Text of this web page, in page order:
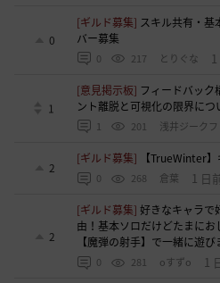
0
[ギルド募集] スキル共有・基
バー募集
0 217 とりぐな
1
[意見掲示板] フィードバック
ント離脱と可視化の限界につ
1 201 浅井ジーク
2
[ギルド募集] 【TrueWinter
0 268 倉葉 1 日
2
[ギルド募集]好きなキャラで
由！基本ソロだけどたまに
【魔弾の射手】で一緒に遊び
0 281 oすずo 1